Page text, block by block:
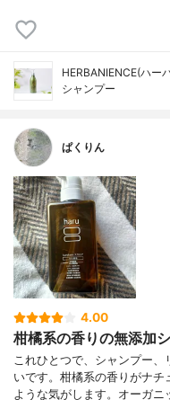
HERBANIENCE(ハー
シャンプー
ぱくりん
4.00
柑橘系の香りの無添加
これひとつで、シャンプー
いです。柑橘系の香りがナ
ような気がします。オーガニ